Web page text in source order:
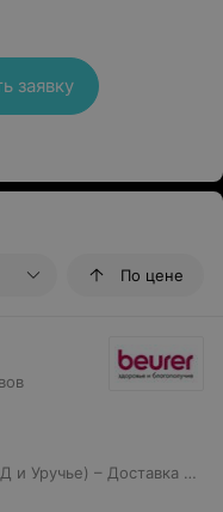
заявку
По цене
и Уручье) – Доставка товаров стоимостью свыше 150 BYN в пределах МКАД, Уручье и Шабаны — бесплатно; – Доставка товаров стоимостью до 150 BYN в пределах МКАД, Уручье и Шабаны — 10 BYN; – Стоимость доставки в остальные районы — от 12 BYN (но не более 10 км от МКАД); – Доставка товаров стоимостью более 250 BYN за пределы МКАД, но не более 7 км осуществляется бесплатно